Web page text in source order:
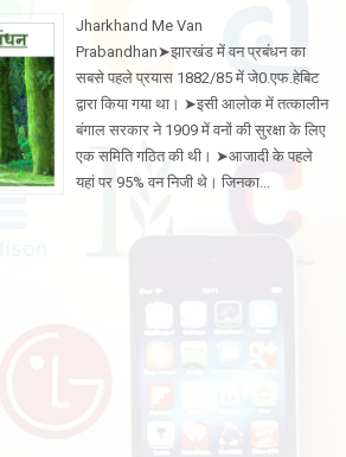
Jharkhand Me Van
Prabandhan➤झारखंड में वन प्रबंधन का
सबसे पहले प्रयास 1882/85 में जे0.एफ.हेबिट
द्वारा किया गया था। ➤इसी आलोक में तत्कालीन
बंगाल सरकार ने 1909 में वनों की सुरक्षा के लिए
एक समिति गठित की थी। ➤आजादी के पहले
यहां पर 95% वन निजी थे। जिनका...